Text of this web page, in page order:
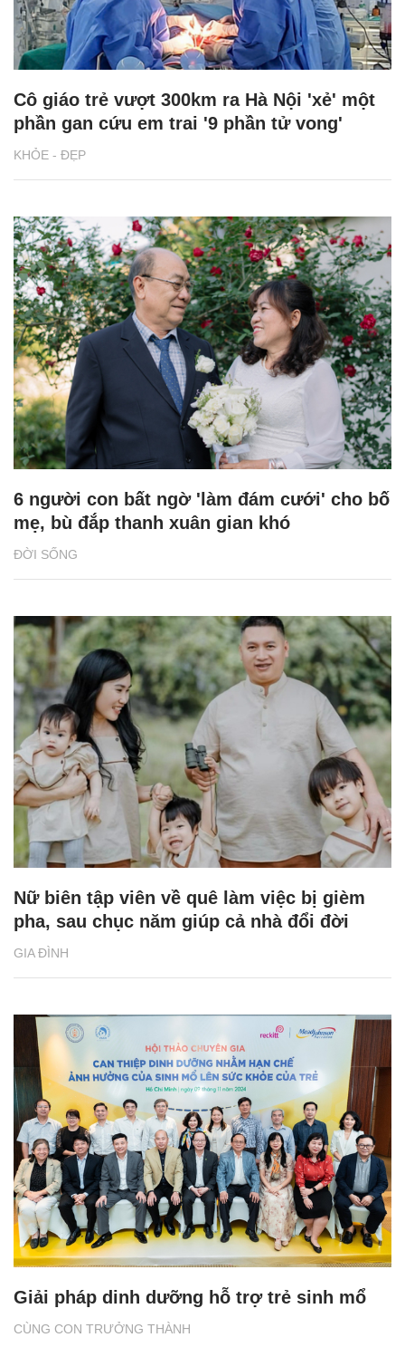
KHỎE - ĐẸP
Cô giáo trẻ vượt 300km ra Hà Nội 'xẻ' một
phần gan cứu em trai '9 phần tử vong'
ĐỜI SỐNG
6 người con bất ngờ 'làm đám cưới' cho bố
mẹ, bù đắp thanh xuân gian khó
GIA ĐÌNH
Nữ biên tập viên về quê làm việc bị gièm
pha, sau chục năm giúp cả nhà đổi đời
CÙNG CON TRƯỞNG THÀNH
Giải pháp dinh dưỡng hỗ trợ trẻ sinh mổ